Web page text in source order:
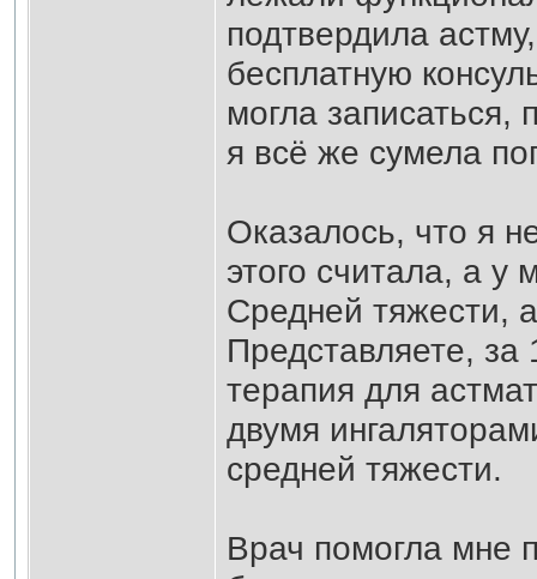
подтвердила
бесплатную
могла записаться,
я всё же сумела
Оказалось, что я
этого считала, а у
Средней тяжести,
Представляете, за
терапия для
двумя
средней тяжести.
Врач помогла мне